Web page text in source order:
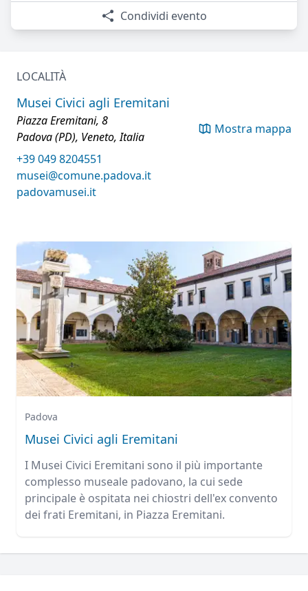
Condividi evento
LOCALITÀ
Musei Civici agli Eremitani
Piazza Eremitani, 8
Padova (PD), Veneto, Italia
Mostra mappa
+39 049 8204551
musei@comune.padova.it
padovamusei.it
Padova
Musei Civici agli Eremitani
I Musei Civici Eremitani sono il più importante
complesso museale padovano, la cui sede
principale è ospitata nei chiostri dell'ex convento
dei frati Eremitani, in Piazza Eremitani.